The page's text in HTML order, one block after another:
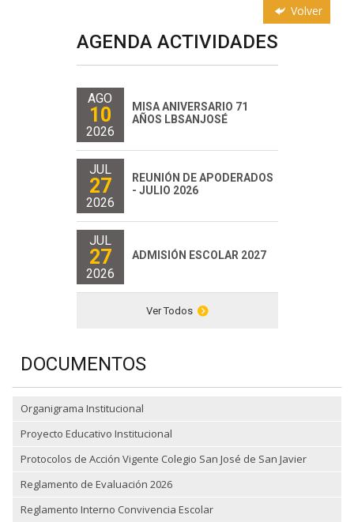
Volver
AGENDA ACTIVIDADES
AGO
10
2026
MISA ANIVERSARIO 71
AÑOS LBSANJOSÉ
JUL
27
2026
REUNIÓN DE APODERADOS
- JULIO 2026
JUL
27
2026
ADMISIÓN ESCOLAR 2027
Ver Todos
DOCUMENTOS
Organigrama Institucional
Proyecto Educativo Institucional
Protocolos de Acción Vigente Colegio San José de San Javier
Reglamento de Evaluación 2026
Reglamento Interno Convivencia Escolar